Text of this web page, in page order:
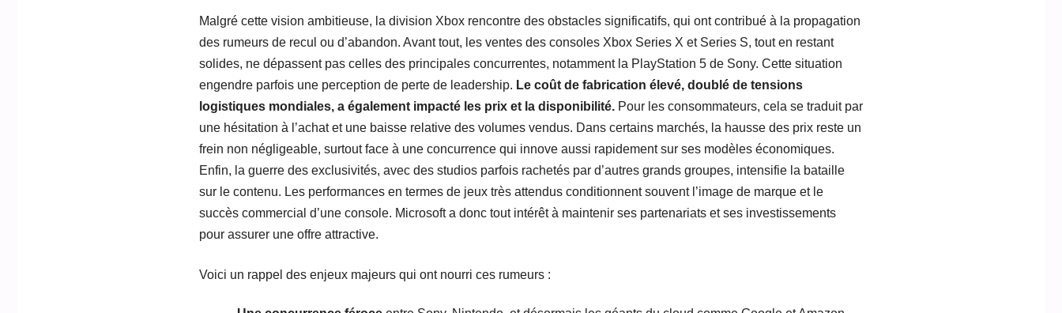
Malgré cette vision ambitieuse, la division Xbox rencontre des obstacles significatifs, qui ont contribué à la propagation
des rumeurs de recul ou d’abandon. Avant tout, les ventes des consoles Xbox Series X et Series S, tout en restant
solides, ne dépassent pas celles des principales concurrentes, notamment la PlayStation 5 de Sony. Cette situation
engendre parfois une perception de perte de leadership. Le coût de fabrication élevé, doublé de tensions
logistiques mondiales, a également impacté les prix et la disponibilité. Pour les consommateurs, cela se traduit par
une hésitation à l’achat et une baisse relative des volumes vendus. Dans certains marchés, la hausse des prix reste un
frein non négligeable, surtout face à une concurrence qui innove aussi rapidement sur ses modèles économiques.
Enfin, la guerre des exclusivités, avec des studios parfois rachetés par d’autres grands groupes, intensifie la bataille
sur le contenu. Les performances en termes de jeux très attendus conditionnent souvent l’image de marque et le
succès commercial d’une console. Microsoft a donc tout intérêt à maintenir ses partenariats et ses investissements
pour assurer une offre attractive.
Voici un rappel des enjeux majeurs qui ont nourri ces rumeurs :